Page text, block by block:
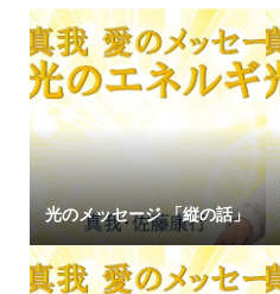
光のメッセージ 「縦の話」